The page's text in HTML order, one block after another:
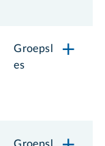
Groepsl
es
Groepsl